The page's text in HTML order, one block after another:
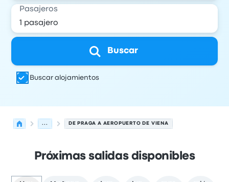
Pasajeros
Buscar
Buscar alojamientos
... DE PRAGA A AEROPUERTO DE VIENA
Próximas salidas disponibles